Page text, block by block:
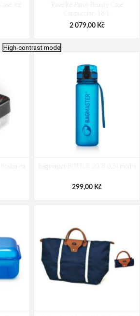
Ice
Travelite Paros Beauty Case
Cappuccino 18 L
2 079,00 Kč
Case Satin Nude 19 L
High-contrast mode
na
Bagmaster BOTTLE 20 B 0,5l modrá
299,00 Kč